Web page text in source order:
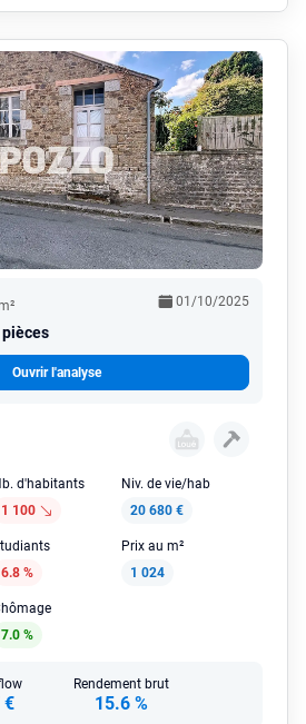
pièces
01/10/2025
Ouvrir l'analyse
d'habitants
1 100
Niv. de vie/hab
20 680 €
6.8 %
Prix au m²
1 024
7.0 %
€
Rendement brut
15.6 %